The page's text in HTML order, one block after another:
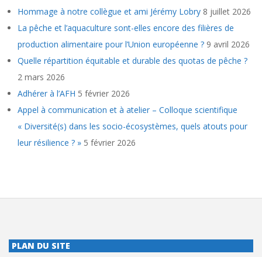
Hommage à notre collègue et ami Jérémy Lobry 8 juillet 2026
La pêche et l’aquaculture sont-elles encore des filières de
production alimentaire pour l’Union européenne ? 9 avril 2026
Quelle répartition équitable et durable des quotas de pêche ?
2 mars 2026
Adhérer à l’AFH 5 février 2026
Appel à communication et à atelier – Colloque scientifique
« Diversité(s) dans les socio-écosystèmes, quels atouts pour
leur résilience ? » 5 février 2026
PLAN DU SITE